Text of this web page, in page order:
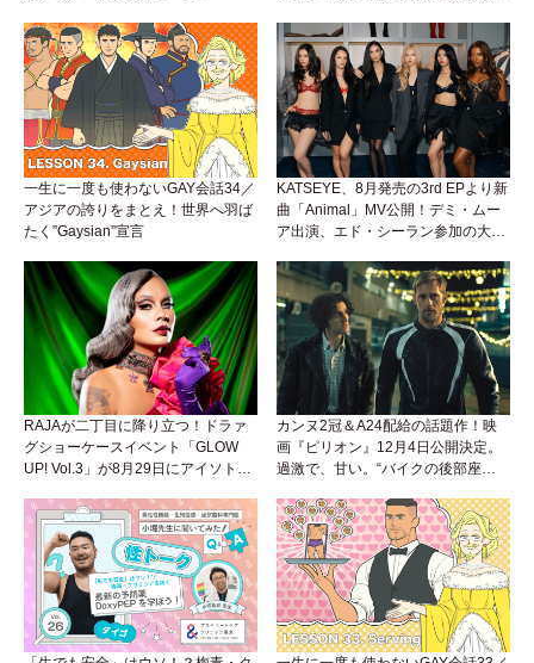
一生に一度も使わないGAY会話34／
アジアの誇りをまとえ！世界へ羽ば
たく”Gaysian”宣言
KATSEYE、8月発売の3rd EPより新
曲「Animal」MV公開！デミ・ムー
ア出演、エド・シーラン参加の大胆
RAJAが二丁目に降り立つ！ドラァ
グショーケースイベント「GLOW
UP! Vol.3」が8月29日にアイソトー
カンヌ2冠＆A24配給の話題作！映
画『ピリオン』12月4日公開決定。
過激で、甘い。“バイクの後部座